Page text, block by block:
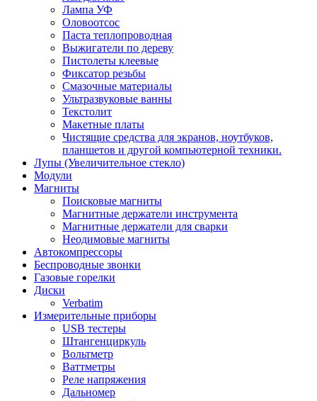
Лампа УФ
Оловоотсос
Паста теплопроводная
Выжигатели по дереву
Пистолеты клеевые
Фиксатор резьбы
Смазочные материалы
Ультразвуковые ванны
Текстолит
Макетные платы
Чистящие средства для экранов, ноутбуков,
планшетов и другой компьютерной техники.
Лупы (Увеличительное стекло)
Модули
Магниты
Поисковые магниты
Магнитные держатели инструмента
Магнитные держатели для сварки
Неодимовые магниты
Автокомпрессоры
Беспроводные звонки
Газовые горелки
Диски
Verbatim
Измерительные приборы
USB тестеры
Штангенциркуль
Вольтметр
Ваттметры
Реле напряжения
Дальномер